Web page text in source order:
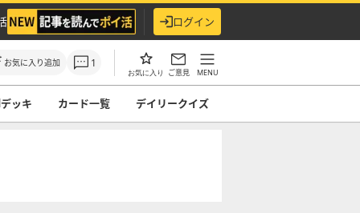
ログイン
お気に入り追加 1
お気に入り ご意見 MENU
ッキ カード一覧 デイリークイズ